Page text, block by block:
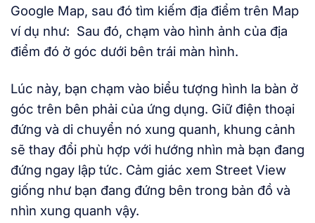
Google Map, sau đó tìm kiếm địa điểm trên Map
ví dụ như: Sau đó, chạm vào hình ảnh của địa
điểm đó ở góc dưới bên trái màn hình.
Lúc này, bạn chạm vào biểu tượng hình la bàn ở
góc trên bên phải của ứng dụng. Giữ điện thoại
đứng và di chuyển nó xung quanh, khung cảnh
sẽ thay đổi phù hợp với hướng nhìn mà bạn đang
đứng ngay lập tức. Cảm giác xem Street View
giống như bạn đang đứng bên trong bản đồ và
nhìn xung quanh vậy.